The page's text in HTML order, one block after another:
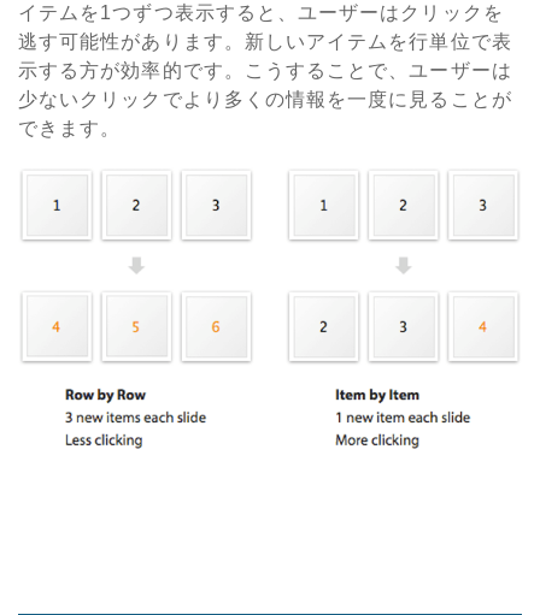
イテムを1つずつ表示すると、ユーザーはクリックを
逃す可能性があります。新しいアイテムを行単位で表
示する方が効率的です。こうすることで、ユーザーは
少ないクリックでより多くの情報を一度に見ることが
できます。